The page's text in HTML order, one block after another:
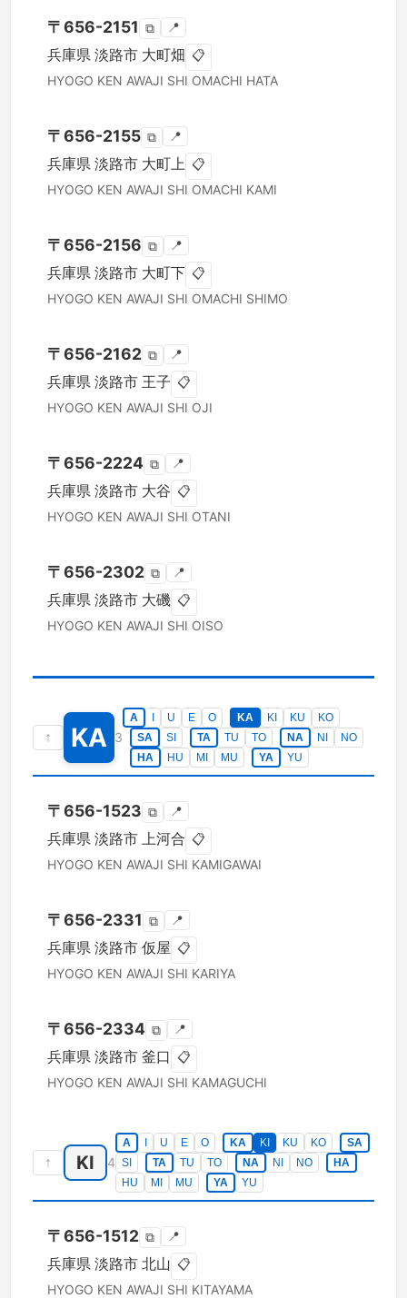
〒656-2151 ⧉ 📍
兵庫県 淡路市 大町畑 📋
HYOGO KEN AWAJI SHI OMACHI HATA
〒656-2155 ⧉ 📍
兵庫県 淡路市 大町上 📋
HYOGO KEN AWAJI SHI OMACHI KAMI
〒656-2156 ⧉ 📍
兵庫県 淡路市 大町下 📋
HYOGO KEN AWAJI SHI OMACHI SHIMO
〒656-2162 ⧉ 📍
兵庫県 淡路市 王子 📋
HYOGO KEN AWAJI SHI OJI
〒656-2224 ⧉ 📍
兵庫県 淡路市 大谷 📋
HYOGO KEN AWAJI SHI OTANI
〒656-2302 ⧉ 📍
兵庫県 淡路市 大磯 📋
HYOGO KEN AWAJI SHI OISO
↑ KA 3
A U E O KA KI KU
KO
SA
SI TA TU TO NA NI
NO
HA
HU MI MU YA YU
〒656-1523 ⧉ 📍
兵庫県 淡路市 上河合 📋
HYOGO KEN AWAJI SHI KAMIGAWAI
〒656-2331 ⧉ 📍
兵庫県 淡路市 仮屋 📋
HYOGO KEN AWAJI SHI KARIYA
〒656-2334 ⧉ 📍
兵庫県 淡路市 釜口 📋
HYOGO KEN AWAJI SHI KAMAGUCHI
↑ KI 4
A U E O KA KI KU KO
SA
SI
TA TU TO NA NI NO
HA
HU
MI MU YA YU
〒656-1512 ⧉ 📍
兵庫県 淡路市 北山 📋
HYOGO KEN AWAJI SHI KITAYAMA